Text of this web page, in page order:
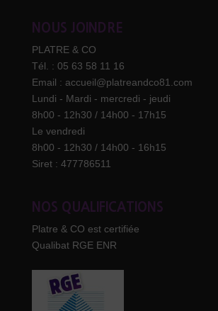
NOUS JOINDRE
PLATRE & CO
Tél. : 05 63 58 11 16
Email : accueil@platreandco81.com
Lundi - Mardi - mercredi - jeudi
8h00 - 12h30 / 14h00 - 17h15
Le vendredi
8h00 - 12h30 / 14h00 - 16h15
Siret : 477786511
NOS QUALIFICATIONS
Platre & CO est certifiée
Qualibat RGE ENR